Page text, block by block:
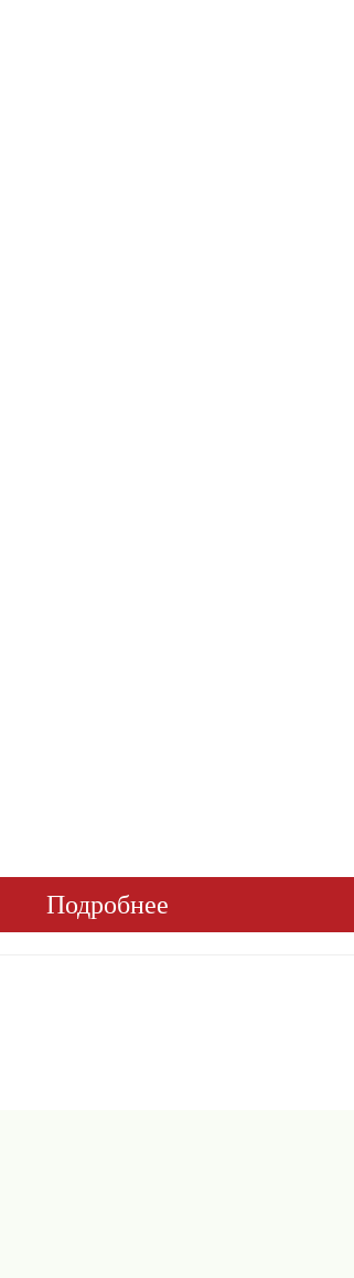
Подробнее